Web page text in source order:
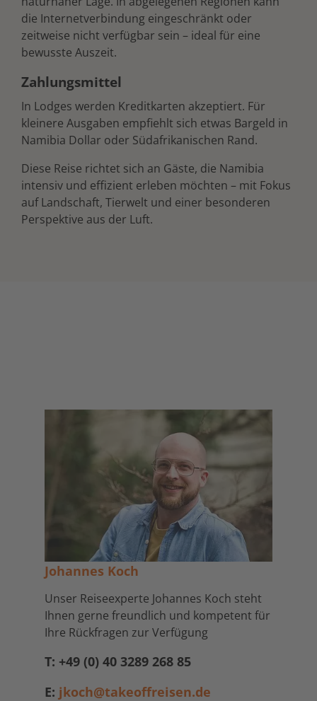
die Internetverbindung eingeschränkt oder
zeitweise nicht verfügbar sein – ideal für eine
bewusste Auszeit.
Zahlungsmittel
In Lodges werden Kreditkarten akzeptiert. Für
kleinere Ausgaben empfiehlt sich etwas Bargeld in
Namibia Dollar oder Südafrikanischen Rand.
Diese Reise richtet sich an Gäste, die Namibia
intensiv und effizient erleben möchten – mit Fokus
auf Landschaft, Tierwelt und einer besonderen
Perspektive aus der Luft.
Johannes Koch
Unser Reiseexperte Johannes Koch steht
Ihnen gerne freundlich und kompetent für
Ihre Rückfragen zur Verfügung
T: +49 (0) 40 3289 268 85
E: jkoch@takeoffreisen.de